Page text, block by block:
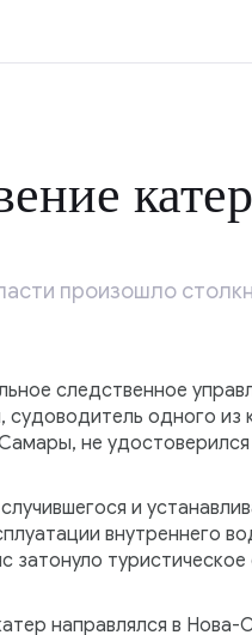
произошло
следственное
одного из
не
и
внутреннего
направлялся в